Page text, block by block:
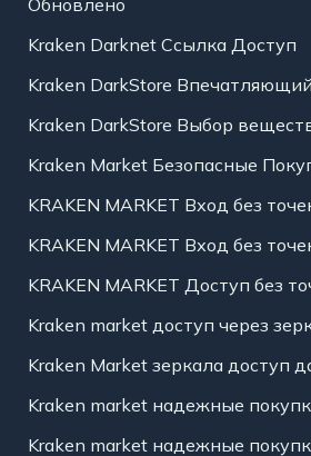
Kraken Darknet Ссылка Доступ
Kraken DarkStore
Kraken DarkStore Выбор
Kraken Market Безопасные
KRAKEN MARKET Вход без
KRAKEN MARKET Вход без
KRAKEN MARKET Доступ без
Kraken market доступ через
Kraken Market зеркала доступ
Kraken market надежные
Kraken market надежные